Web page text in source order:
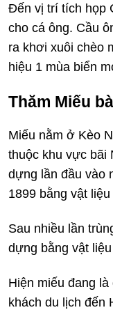
Đến vị trí tích họp
cho cá ông. Cầu
ra khơi xuôi chèo
hiệu 1 mùa biển
Thăm Miếu
Miếu nằm ở Kèo
thuộc khu vực bãi
dựng lần đầu vào
1899 bằng vật liệu
Sau nhiều lần
dựng bằng vật
Hiện miếu đang
khách du lịch đến